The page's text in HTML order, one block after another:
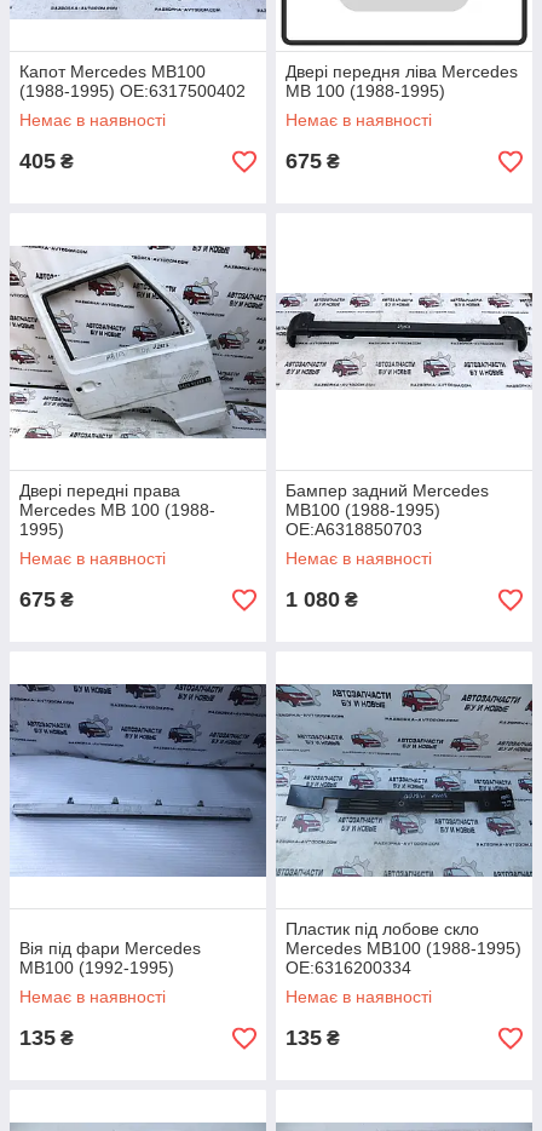
Капот Mercedes MB100
(1988-1995) OE:6317500402
Немає в наявності
405 ₴
Двері передня ліва Mercedes
MB 100 (1988-1995)
Немає в наявності
675 ₴
Двері передні права
Mercedes MB 100 (1988-
1995)
Немає в наявності
675 ₴
Бампер задний Mercedes
MB100 (1988-1995)
OE:A6318850703
Немає в наявності
1 080 ₴
Вія під фари Mercedes
MB100 (1992-1995)
Немає в наявності
135 ₴
Пластик під лобове скло
Mercedes MB100 (1988-1995)
OE:6316200334
Немає в наявності
135 ₴